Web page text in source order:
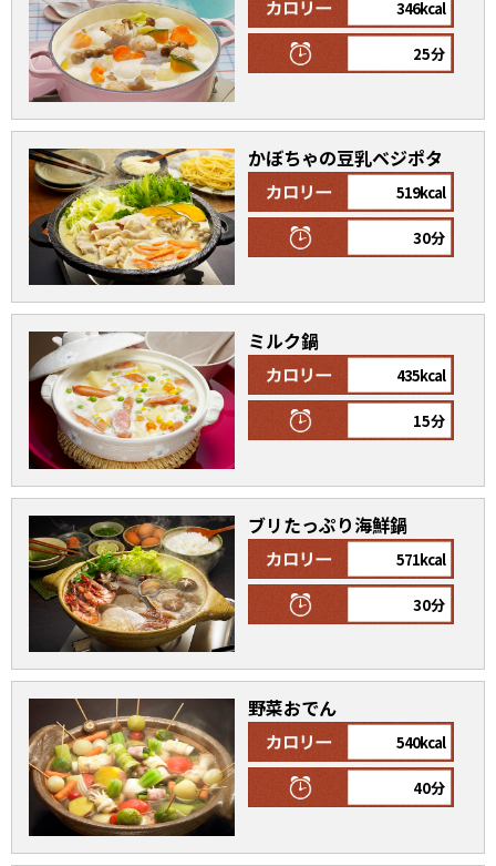
346kcal
25分
かぼちゃの豆乳ベジポタ
519kcal
30分
ミルク鍋
435kcal
15分
ブリたっぷり海鮮鍋
571kcal
30分
野菜おでん
540kcal
40分